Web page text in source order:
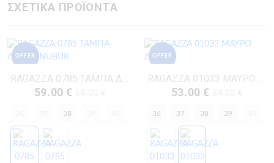
ΣΧΕΤΙΚΑ ΠΡΟΪΟΝΤΑ
OFFER
RAGAZZA 0785 ΤΑΜΠΑ ΔΕΡΜΑ-NUBUK
59.00 €
38
OFFER
RAGAZZA 01033 ΜΑΥΡΟ ΔΕΡΜΑ
53.00 €
36 37 38 39